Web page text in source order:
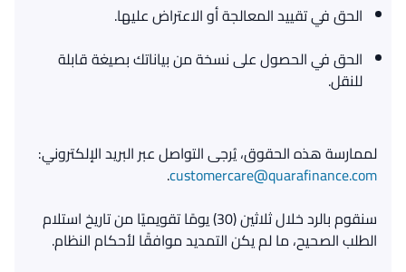
الحق في تقييد المعالجة أو الاعتراض عليها.
الحق في الحصول على نسخة من بياناتك بصيغة قابلة
للنقل.
لممارسة هذه الحقوق، يُرجى التواصل عبر البريد الإلكتروني:
customercare@quarafinance.com
سنقوم بالرد خلال ثلاثين (30) يومًا تقويميًا من تاريخ استلام
الطلب الصحيح، ما لم يكن التمديد موافقًا لأحكام النظام.